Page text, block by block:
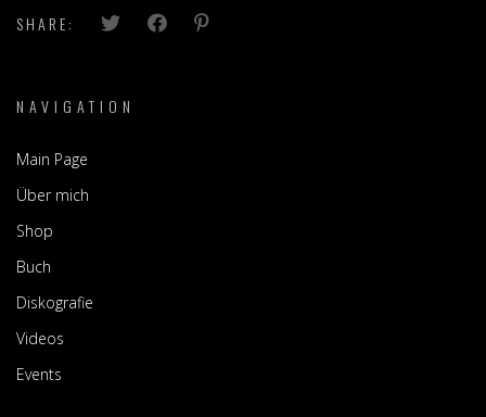
SHARE:
NAVIGATION
Main Page
Über mich
Shop
Buch
Diskografie
Videos
Events